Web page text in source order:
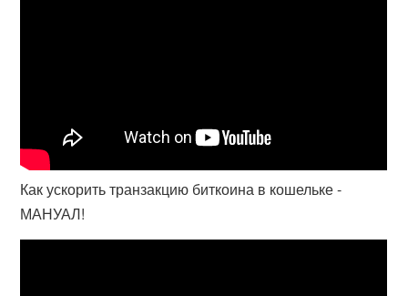
Как ускорить транзакцию биткоина в кошельке -
МАНУАЛ!